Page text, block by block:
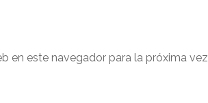
en este navegador para la próxima vez